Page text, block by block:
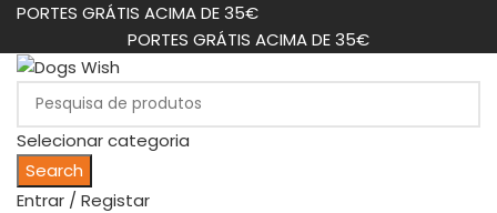
PORTES GRÁTIS ACIMA DE 35€
PORTES GRÁTIS ACIMA DE 35€
Selecionar categoria
Search
Entrar / Registar